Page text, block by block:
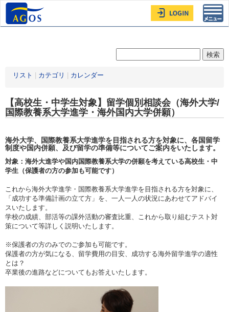
リスト カテゴリ カレンダー
【高校生・中学生対象】留学個別相談会（海外大学/
国際教養系大学進学・海外国内大学併願）
海外大学、国際教養系大学進学を目指される方を対象に、各国留学
制度や国内併願、及び留学の準備等についてご案内をいたします。
対象：海外大進学や国内国際教養系大学の併願を考えている高校生・中
学生（保護者の方の参加も可能です）
これから海外大学進学・国際教養系大学進学を目指される方を対象に、
「成功する準備計画の立て方」を、一人一人の状況にあわせてアドバイ
スいたします。
学校の成績、部活等の課外活動の審査比重、これから取り組むテスト対
策について等詳しく説明いたします。
※保護者の方のみでのご参加も可能です。
保護者の方が気になる、留学費用の目安、成功する海外留学進学の適性
とは？
卒業後の進路などについてもお答えいたします。